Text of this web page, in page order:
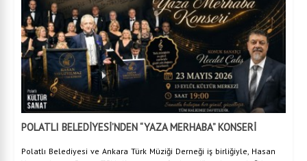
POLATLI BELEDİYESİ’NDEN “YAZA MERHABA” KONSERİ
Polatlı Belediyesi ve Ankara Türk Müziği Derneği iş birliğiyle, Hasan